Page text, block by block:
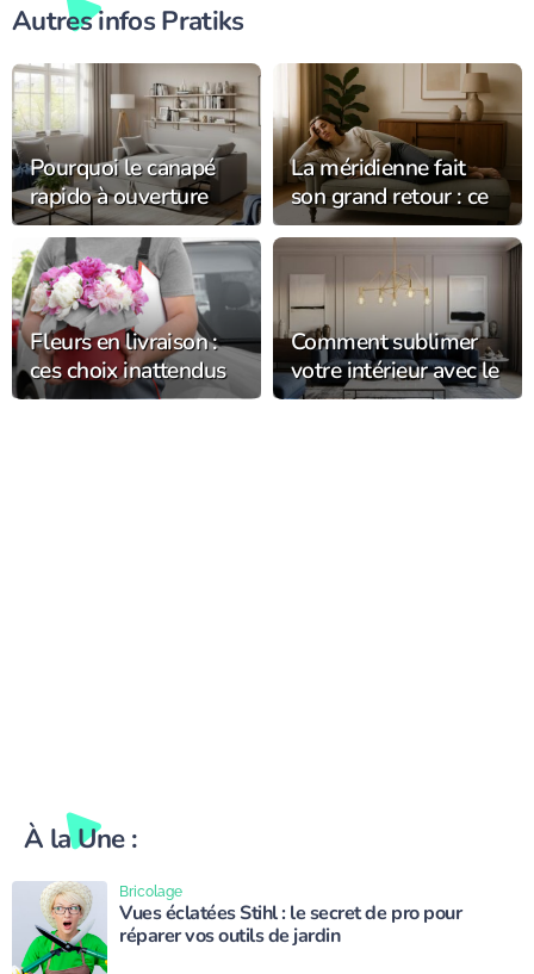
Autres infos Pratiks
Pourquoi le canapé
rapido à ouverture
facile séduit les petits
espaces ?
La méridienne fait
son grand retour : ce
meuble oublié qui
transforme votre
salon avec élégance
Fleurs en livraison :
ces choix inattendus
qui font fondre les
Comment sublimer
votre intérieur avec le
luminaire haut de
À la Une :
Vues éclatées Stihl : le secret de pro pour
réparer vos outils de jardin
Bricolage